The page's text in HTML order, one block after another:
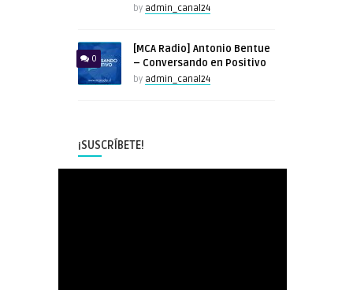
by admin_canal24
0
[MCA Radio] Antonio Bentue
– Conversando en Positivo
by admin_canal24
¡SUSCRÍBETE!